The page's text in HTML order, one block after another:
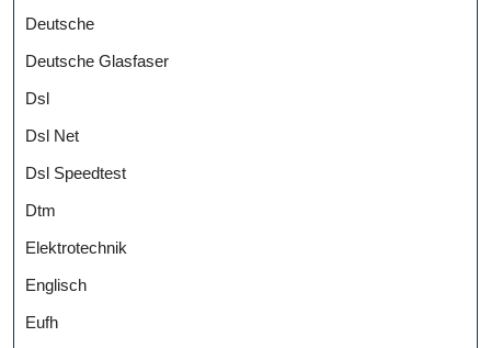
Deutsche
Deutsche Glasfaser
Dsl
Dsl Net
Dsl Speedtest
Dtm
Elektrotechnik
Englisch
Eufh